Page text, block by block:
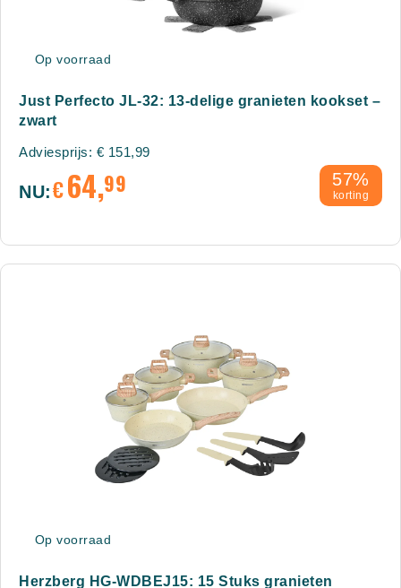
Op voorraad
Just Perfecto JL-32: 13-delige granieten kookset –
zwart
Adviesprijs: € 151,99
NU:€64,99 57%
korting
Op voorraad
Herzberg HG-WDBEJ15: 15 Stuks granieten